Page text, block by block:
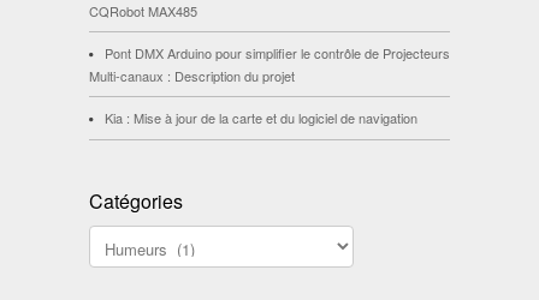
CQRobot MAX485
Pont DMX Arduino pour simplifier le contrôle de Projecteurs
Multi-canaux : Description du projet
Kia : Mise à jour de la carte et du logiciel de navigation
Catégories
Catégories